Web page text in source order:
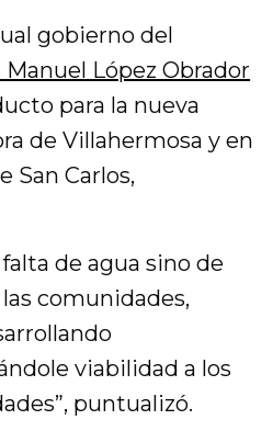
gobierno del
López Obrador
para la nueva
de Villahermosa y en
San Carlos,
de agua sino de
comunidades,
viabilidad a los
puntualizó.